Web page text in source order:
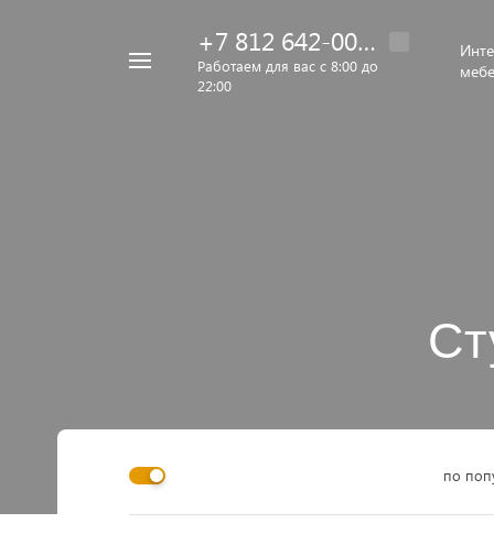
+7 812 642-00-92
Работаем для вас с 8:00 до
22:00
по